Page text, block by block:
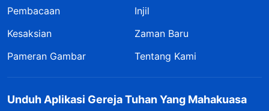
Pembacaan
Injil
Kesaksian
Zaman Baru
Pameran Gambar
Tentang Kami
Unduh Aplikasi Gereja Tuhan Yang Mahakuasa